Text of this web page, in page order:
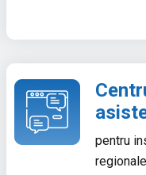
pentru
regionale